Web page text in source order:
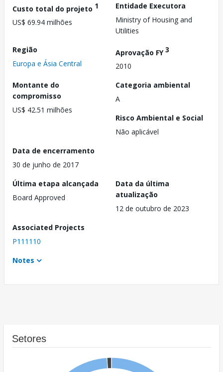
Custo total do projeto 1
US$ 69.94 milhões
Entidade Executora
Ministry of Housing and
Utilities
Região
Europa e Ásia Central
Aprovação FY3
2010
Montante do
compromisso
US$ 42.51 milhões
Categoria ambiental
A
Risco Ambiental e Social
Não aplicável
Data de encerramento
30 de junho de 2017
Última etapa alcançada
Board Approved
Data da última
atualização
12 de outubro de 2023
Associated Projects
P111110
Notes
Setores